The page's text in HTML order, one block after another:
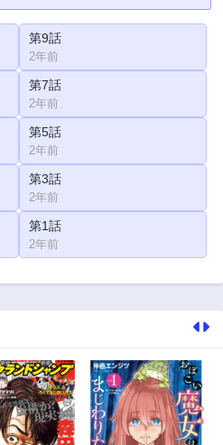
第9話
2年前
第7話
2年前
第5話
2年前
第3話
2年前
第1話
2年前